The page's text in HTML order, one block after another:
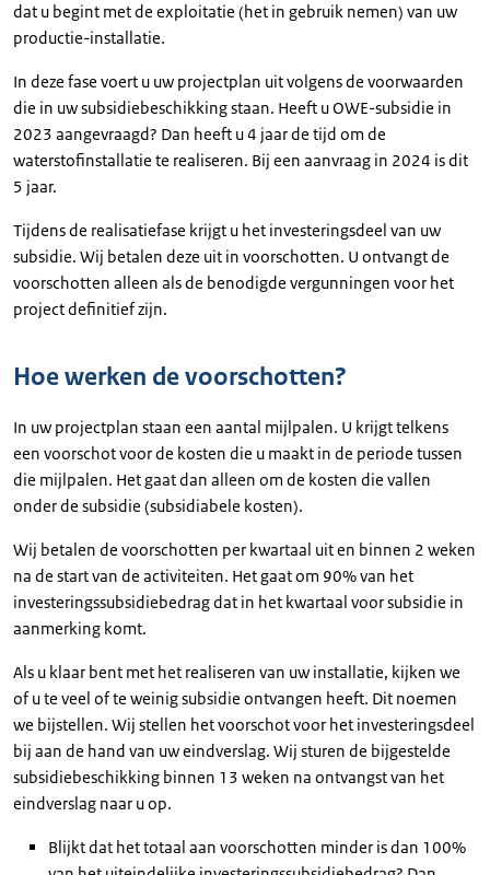
dat u begint met de exploitatie (het in gebruik nemen) van uw
productie-installatie.
In deze fase voert u uw projectplan uit volgens de voorwaarden
die in uw subsidiebeschikking staan. Heeft u OWE-subsidie in
2023 aangevraagd? Dan heeft u 4 jaar de tijd om de
waterstofinstallatie te realiseren. Bij een aanvraag in 2024 is dit
5 jaar.
Tijdens de realisatiefase krijgt u het investeringsdeel van uw
subsidie. Wij betalen deze uit in voorschotten. U ontvangt de
voorschotten alleen als de benodigde vergunningen voor het
project definitief zijn.
Hoe werken de voorschotten?
In uw projectplan staan een aantal mijlpalen. U krijgt telkens
een voorschot voor de kosten die u maakt in de periode tussen
die mijlpalen. Het gaat dan alleen om de kosten die vallen
onder de subsidie (subsidiabele kosten).
Wij betalen de voorschotten per kwartaal uit en binnen 2 weken
na de start van de activiteiten. Het gaat om 90% van het
investeringssubsidiebedrag dat in het kwartaal voor subsidie in
aanmerking komt.
Als u klaar bent met het realiseren van uw installatie, kijken we
of u te veel of te weinig subsidie ontvangen heeft. Dit noemen
we bijstellen. Wij stellen het voorschot voor het investeringsdeel
bij aan de hand van uw eindverslag. Wij sturen de bijgestelde
subsidiebeschikking binnen 13 weken na ontvangst van het
eindverslag naar u op.
Blijkt dat het totaal aan voorschotten minder is dan 100%